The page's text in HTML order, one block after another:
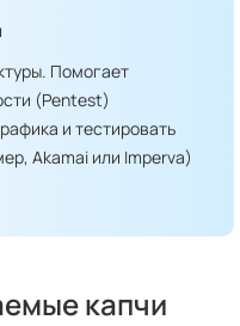
Помогает
(Pentest)
и тестировать
Akamai или Imperva)
капчи